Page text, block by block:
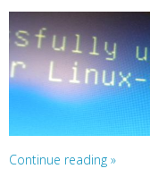
Continue reading »